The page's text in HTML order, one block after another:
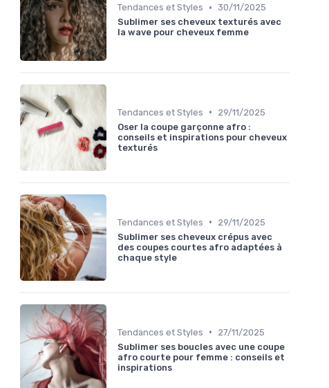
Tendances et Styles • 30/11/2025
Sublimer ses cheveux texturés avec
la wave pour cheveux femme
Tendances et Styles •
29/11/2025
Oser la coupe garçonne afro :
conseils et inspirations pour cheveux
texturés
Tendances et Styles •
29/11/2025
Sublimer ses cheveux crépus avec
des coupes courtes afro adaptées à
chaque style
Tendances et Styles •
27/11/2025
Sublimer ses boucles avec une coupe
afro courte pour femme : conseils et
inspirations